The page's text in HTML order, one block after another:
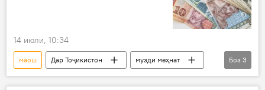
14 июли, 10:34
маош Дар Тоҷикистон
музди меҳнат
Вазорати меҳнат, муҳоҷират ва шуғли аҳолии Тоҷикистон
Боз 3